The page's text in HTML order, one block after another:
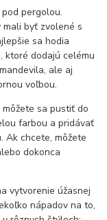
pergolou.
byť zvolené s
sa hodia
ktoré dodajú celému
ale aj
voľbou.
sa pustiť do
farbou a pridávať
Ak chcete, môžete
dokonca
vytvorenie úžasnej
nápadov na to,